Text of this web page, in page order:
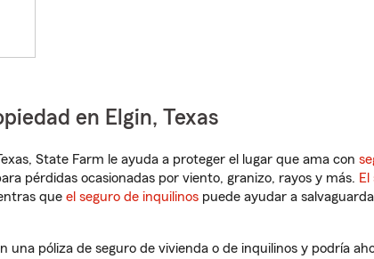
en Elgin, Texas
State Farm le ayuda a proteger el lugar que ama con
pérdidas ocasionadas por viento, granizo, rayos y más.
que el seguro de inquilinos puede ayudar a
una póliza de seguro de vivienda o de inquilinos y podría